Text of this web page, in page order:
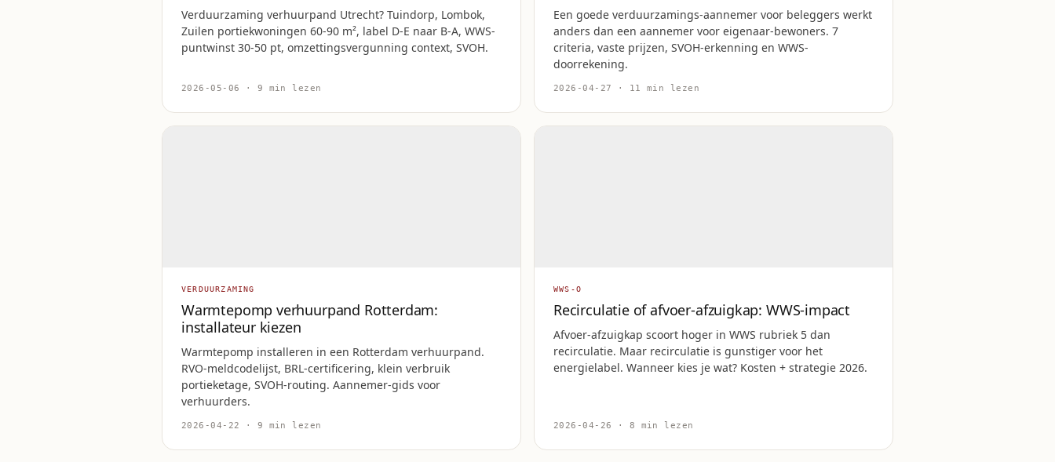
Verduurzaming verhuurpand Utrecht? Tuindorp, Lombok,
Zuilen portiekwoningen 60-90 m², label D-E naar B-A, WWS-
puntwinst 30-50 pt, omzettingsvergunning context, SVOH.
2026-05-06 · 9 min lezen
Een goede verduurzamings-aannemer voor beleggers werkt
anders dan een aannemer voor eigenaar-bewoners. 7
criteria, vaste prijzen, SVOH-erkenning en WWS-
doorrekening.
2026-04-27 · 11 min lezen
VERDUURZAMING
Warmtepomp verhuurpand Rotterdam:
installateur kiezen
Warmtepomp installeren in een Rotterdam verhuurpand.
RVO-meldcodelijst, BRL-certificering, klein verbruik
portieketage, SVOH-routing. Aannemer-gids voor
verhuurders.
2026-04-22 · 9 min lezen
WWS-O
Recirculatie of afvoer-afzuigkap: WWS-impact
Afvoer-afzuigkap scoort hoger in WWS rubriek 5 dan
recirculatie. Maar recirculatie is gunstiger voor het
energielabel. Wanneer kies je wat? Kosten + strategie 2026.
2026-04-26 · 8 min lezen